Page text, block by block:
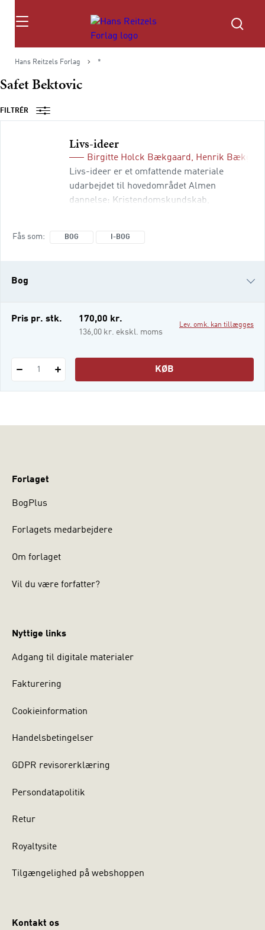
Søg
Hans Reitzels Forlag *
Safet Bektovic
FILTRÉR
Livs-ideer
Birgitte Holck Bækgaard, Henrik
Livs-ideer er et omfattende materiale
udarbejdet til hovedområdet Almen
dannelse: Kristendomskundskab,
løbende i bogen. På den m
Fås som BOG I-BOG
Bog
i-bog
Pris pr. stk. 170,00 kr.
136,00 kr. ekskl. moms
Lev. omk. kan tillægges
1 KØB
Forlaget
BogPlus
Forlagets medarbejdere
Om forlaget
Vil du være forfatter?
Nyttige links
Adgang til digitale materialer
Fakturering
Cookieinformation
Handelsbetingelser
GDPR revisorerklæring
Persondatapolitik
Retur
Royaltysite
Tilgængelighed på webshoppen
Kontakt os